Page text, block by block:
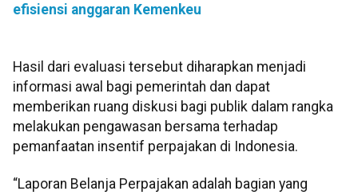
efisiensi anggaran Kemenkeu
Hasil dari evaluasi tersebut diharapkan menjadi
informasi awal bagi pemerintah dan dapat
memberikan ruang diskusi bagi publik dalam rangka
melakukan pengawasan bersama terhadap
pemanfaatan insentif perpajakan di Indonesia.
“Laporan Belanja Perpajakan adalah bagian yang